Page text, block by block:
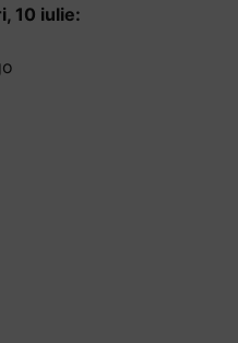
10 iulie: